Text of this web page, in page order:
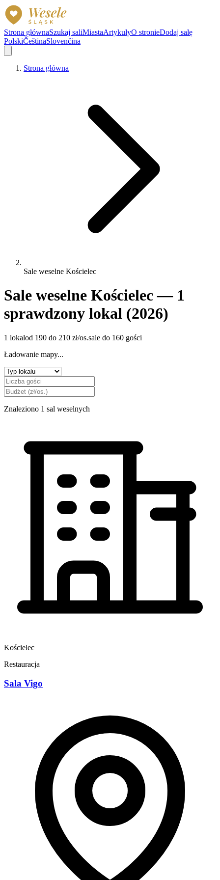
Strona głównaSzukaj saliMiastaArtykułyO stronieDodaj salę
PolskiČeštinaSlovenčina
Strona główna
Sale weselne Kościelec
Sale weselne Kościelec — 1
sprawdzony lokal (2026)
1 lokalod 190 do 210 zł/os.sale do 160 gości
Ładowanie mapy...
Znaleziono 1 sal weselnych
Kościelec
Restauracja
Sala Vigo